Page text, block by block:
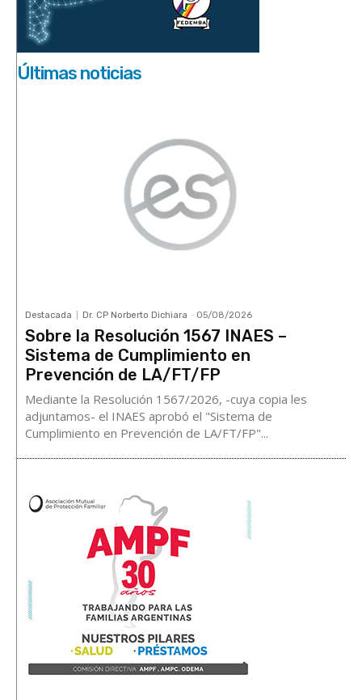
Últimas noticias
Destacada Dr. CP Norberto Dichiara - 05/08/2026
Sobre la Resolución 1567 INAES –
Sistema de Cumplimiento en
Prevención de LA/FT/FP
Mediante la Resolución 1567/2026, -cuya copia les
adjuntamos- el INAES aprobó el "Sistema de
Cumplimiento en Prevención de LA/FT/FP"...